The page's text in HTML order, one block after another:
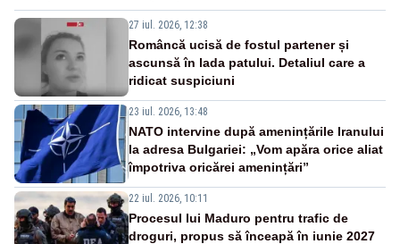
27 iul. 2026, 12:38
Româncă ucisă de fostul partener și
ascunsă în lada patului. Detaliul care a
ridicat suspiciuni
23 iul. 2026, 13:48
NATO intervine după amenințările Iranului
la adresa Bulgariei: „Vom apăra orice aliat
împotriva oricărei amenințări”
22 iul. 2026, 10:11
Procesul lui Maduro pentru trafic de
droguri, propus să înceapă în iunie 2027